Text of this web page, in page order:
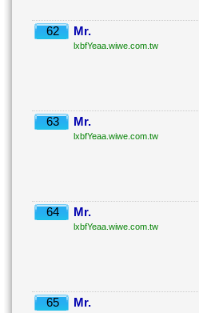
62 Mr.
lxbfYeaa.wiwe.com.tw
63 Mr.
lxbfYeaa.wiwe.com.tw
64 Mr.
lxbfYeaa.wiwe.com.tw
65 Mr.